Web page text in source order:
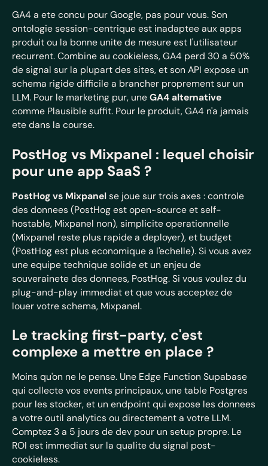
GA4 a ete concu pour Google, pas pour vous. Son
ontologie session-centrique est inadaptee aux apps
produit ou la bonne unite de mesure est l'utilisateur
recurrent. Combine au cookieless, GA4 perd 30 a 50%
de signal sur la plupart des sites, et son API expose un
schema rigide difficile a brancher proprement sur un
LLM. Pour le marketing pur, uneGA4 alternative
comme Plausible suffit. Pour le produit, GA4 n'a jamais
ete dans la course.
PostHog vs Mixpanel : lequel choisir
pour une app SaaS ?
PostHog vs Mixpanelse joue sur trois axes : controle
des donnees (PostHog est open-source et self-
hostable, Mixpanel non), simplicite operationnelle
(Mixpanel reste plus rapide a deployer), et budget
(PostHog est plus economique a l'echelle). Si vous avez
une equipe technique solide et un enjeu de
souverainete des donnees, PostHog. Si vous voulez du
plug-and-play immediat et que vous acceptez de
louer votre schema, Mixpanel.
Le tracking first-party, c'est
complexe a mettre en place ?
Moins qu'on ne le pense. Une Edge Function Supabase
qui collecte vos events principaux, une table Postgres
pour les stocker, et un endpoint qui expose les donnees
a votre outil analytics ou directement a votre LLM.
Comptez 3 a 5 jours de dev pour un setup propre. Le
ROI est immediat sur la qualite du signal post-
cookieless.